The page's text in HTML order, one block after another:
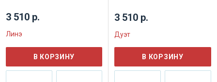
3 510 р.
Линэ
В КОРЗИНУ
3 510 р.
Дуэт
В КОРЗИНУ